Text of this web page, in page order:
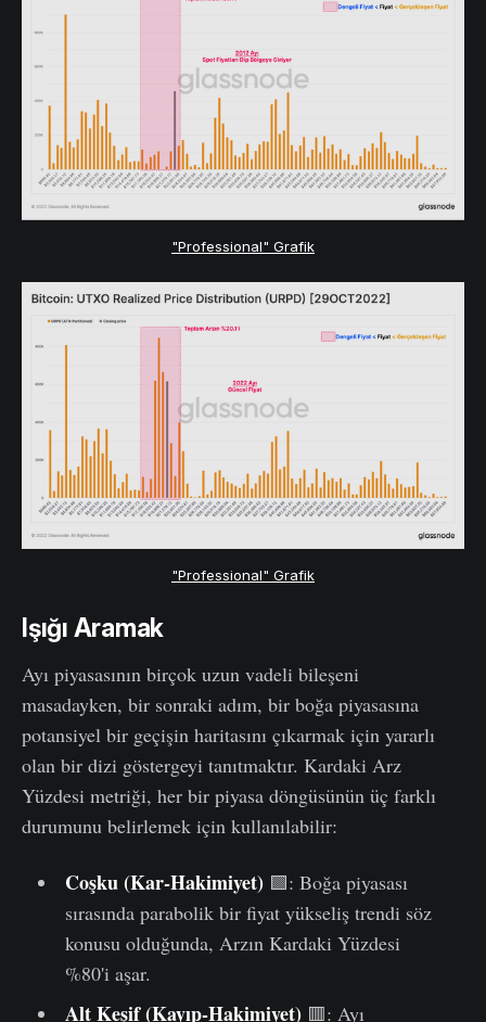
"Professional" Grafik
"Professional" Grafik
Işığı Aramak
Ayı piyasasının birçok uzun vadeli bileşeni
masadayken, bir sonraki adım, bir boğa piyasasına
potansiyel bir geçişin haritasını çıkarmak için yararlı
olan bir dizi göstergeyi tanıtmaktır. Kardaki Arz
Yüzdesi metriği, her bir piyasa döngüsünün üç farklı
durumunu belirlemek için kullanılabilir:
Coşku(Kar-Hakimiyet) 🟩: Boğa piyasası
sırasında parabolik bir fiyat yükseliş trendi söz
konusu olduğunda, Arzın Kardaki Yüzdesi
%80'i aşar.
Alt Keşif (Kayıp-Hakimiyet) 🟥: Ayı